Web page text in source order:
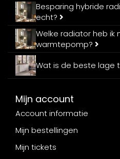
Besparing hybride
echt?
Welke radiator heb ik
warmtepomp?
Wat is de beste lage
Mijn account
Account informatie
Mijn bestellingen
Mijn tickets